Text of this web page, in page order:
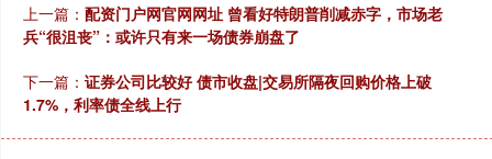
上一篇： 配资门户网官网网址 曾看好特朗普削减赤字，市场老
兵“很沮丧”：或许只有来一场债券崩盘了
下一篇： 证券公司比较好 债市收盘|交易所隔夜回购价格上破
1.7%，利率债全线上行